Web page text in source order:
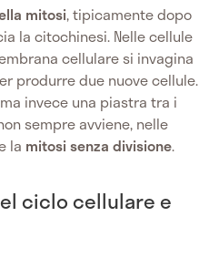
mitosi, tipicamente dopo
la citochinesi. Nelle cellule
cellulare si invagina
produrre due nuove cellule.
invece una piastra tra i
sempre avviene, nelle
la mitosi senza divisione.
ciclo cellulare e